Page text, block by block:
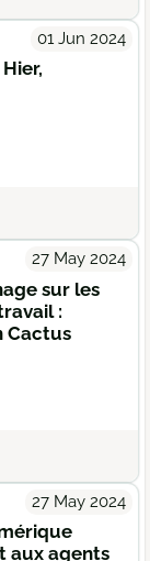
01 Jun 2024
27 May 2024
sur les
:
Cactus
27 May 2024
aux agents